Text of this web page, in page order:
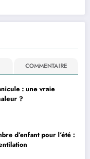
COMMENTAIRE
: une vraie
?
d’enfant pour l’été :